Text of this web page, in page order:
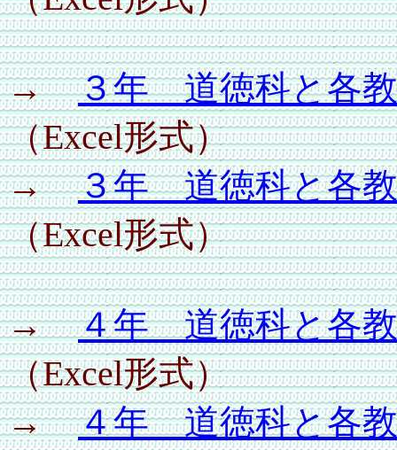
→３年 道徳科と各
（Excel形式）
→３年 道徳科と各
（Excel形式）
→４年 道徳科と各
（Excel形式）
→４年 道徳科と各